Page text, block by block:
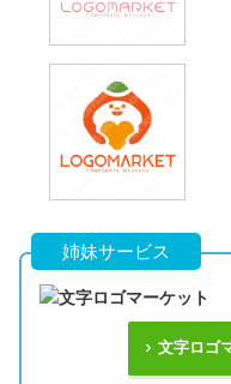
姉妹サービス
文字ロゴ